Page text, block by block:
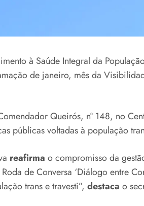
à Saúde Integral da
de janeiro, mês da
Queirós, nº 148, no
públicas voltadas à população
reafirma o compromisso da
de Conversa ‘Diálogo entre
trans e travesti”, destaca o